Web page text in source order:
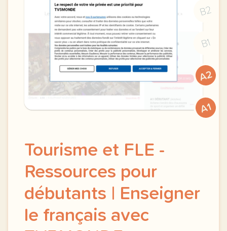
B2
B1
A2
A1
Tourisme et FLE -
Ressources pour
débutants | Enseigner
le français avec